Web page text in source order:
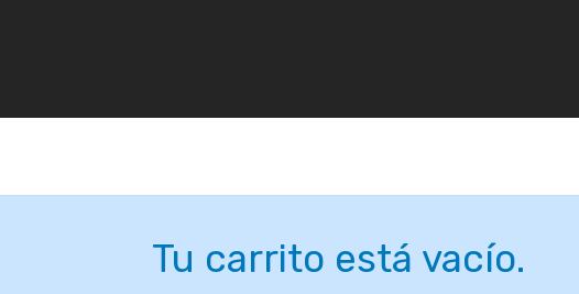
Tu carrito está vacío.